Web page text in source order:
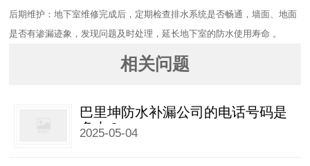
后期维护：地下室维修完成后，定期检查排水系统是否畅通，墙面、地面
是否有渗漏迹象，发现问题及时处理，延长地下室的防水使用寿命 。
相关问题
巴里坤防水补漏公司的电话号码是
多少？
2025-05-04